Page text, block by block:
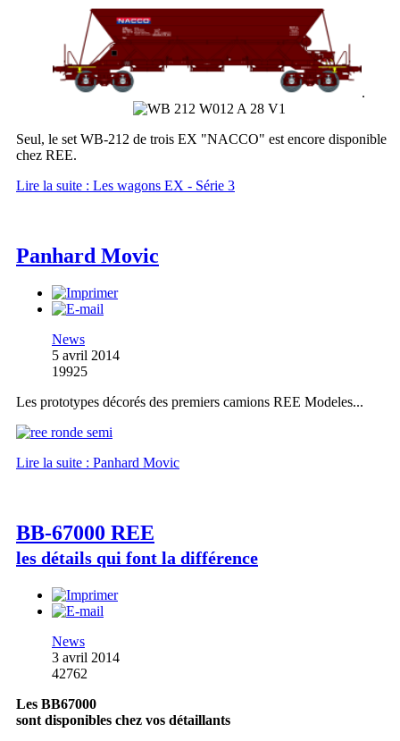
.
Seul, le set WB-212 de trois EX "NACCO" est encore disponible
chez REE.
Lire la suite : Les wagons EX - Série 3
Panhard Movic
News
5 avril 2014
19925
Les prototypes décorés des premiers camions REE Modeles...
Lire la suite : Panhard Movic
BB-67000 REE
les détails qui font la différence
News
3 avril 2014
42762
Les BB67000
sont disponibles chez vos détaillants